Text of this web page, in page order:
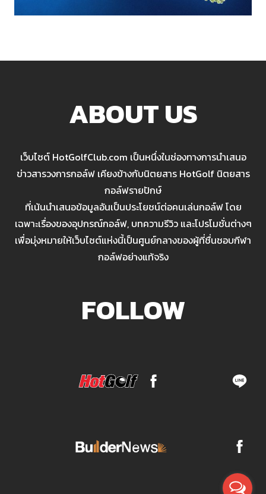
ABOUT US
เว็บไซต์ HotGolfClub.com เป็นหนึ่งในช่องทางการนำเสนอ
ข่าวสารวงการกอล์ฟ เคียงข้างกับนิตยสาร HotGolf นิตยสาร
กอล์ฟรายปักษ์
ที่เน้นนำเสนอข้อมูลอันเป็นประโยชน์ต่อคนเล่นกอล์ฟ โดย
เฉพาะเรื่องของอุปกรณ์กอล์ฟ, บทความรีวิว และโปรโมชั่นต่างๆ
เพื่อมุ่งหมายให้เว็บไซต์แห่งนี้เป็นศูนย์กลางของผู้ที่ชื่นชอบกีฬา
กอล์ฟอย่างแท้จริง
FOLLOW